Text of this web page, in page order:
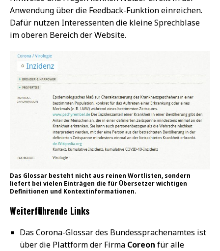
Anwendung über die Feedback-Funktion einreichen.
Dafür nutzen Interessenten die kleine Sprechblase
im oberen Bereich der Website.
Das Glossar besteht nicht aus reinen Wortlisten, sondern
liefert bei vielen Einträgen die für Übersetzer wichtigen
Definitionen und Kontextinformationen.
Weiterführende Links
Das Corona-Glossar des Bundessprachenamtes ist
über die Plattform der Firma Coreon für alle